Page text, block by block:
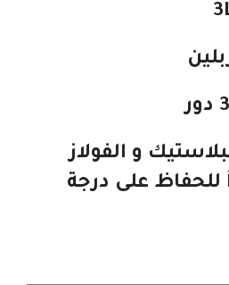
و الفولاز
للحفاظ على درجة